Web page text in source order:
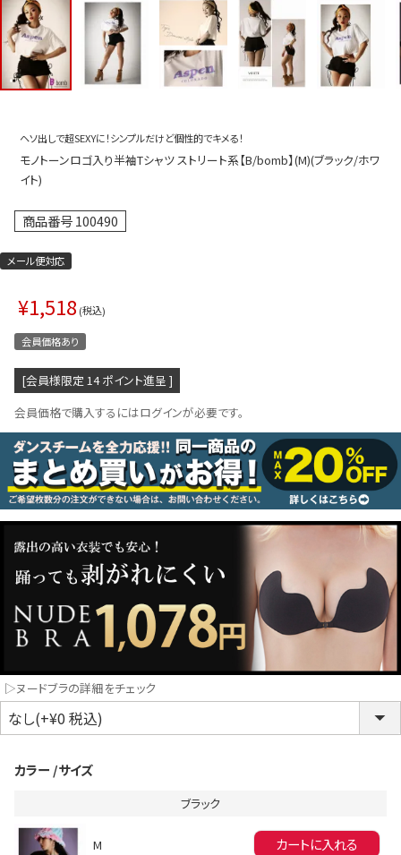
ス
ス
アップ
ース
インワン／サロペット
ラ・ニップレス
LINE連携でクーポンもらえる!!
同一商品まとめ買いキャンペーン
インスタ写真投稿キャンペーン！
新作
トップス
ボトムス
コスプレ
クリスマス
ランジェ
ヘソ出しで超SEXYに！シンプルだけど個性的でキメる！
モノトーンロゴ入り半袖Tシャツ ストリート系【B/bomb】(M)(ブラック/ホワ
イト)
商品番号100490
メール便対応
¥1,518 税込
会員価格あり
[会員様限定 14 ポイント進呈 ]
会員価格で購入するにはログインが必要です。
▷ヌードブラの詳細をチェック
カラー サイズ
ブラック
M カートに入れる